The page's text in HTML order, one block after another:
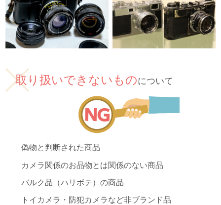
取り扱いできないものについて
偽物と判断された商品
カメラ関係のお品物とは関係のない商品
バルク品（ハリボテ）の商品
トイカメラ・防犯カメラなど非ブランド品